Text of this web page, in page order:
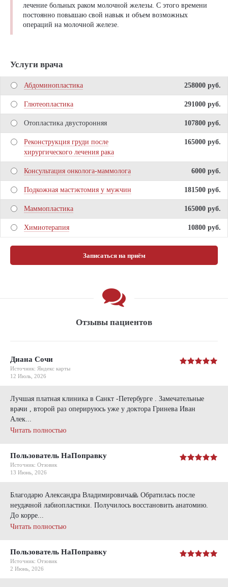
лечение больных раком молочной железы. С этого времени
постоянно повышаю свой навык и объем возможных
операций на молочной железе.
Услуги врача
Абдоминопластика 258000 pуб.
Глютеопластика 291000 pуб.
Отопластика двусторонняя 107800 pуб.
Реконструкция груди после
хирургического лечения рака
165000 pуб.
Консультация онколога-маммолога 6000 pуб.
Подкожная мастэктомия у мужчин 181500 pуб.
Маммопластика 165000 pуб.
Химиотерапия 10800 pуб.
Записаться на приём
Отзывы пациентов
Диана Сочи
Источник: Яндекс карты
12 Июль, 2026
Лучшая платная клиника в Санкт -Петербурге . Замечательные
врачи , второй раз оперируюсь уже у доктора Гринева Иван
Алек...
Читать полностью
Пользователь НаПоправку
Источник: Отзовик
13 Июнь, 2026
Благодарю Александра Владимировича🙏 Обратилась после
неудачной лабиопластики. Получилось восстановить анатомию.
До корре...
Читать полностью
Пользователь НаПоправку
Источник: Отзовик
2 Июнь, 2026